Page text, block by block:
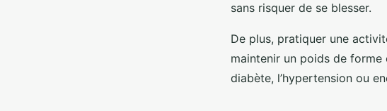
sans risquer de se blesser.
De plus, pratiquer une
maintenir un poids de
diabète, l’hypertension ou